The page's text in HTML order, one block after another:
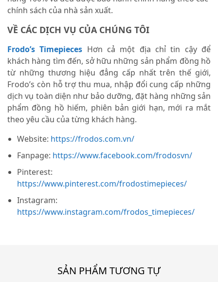
chính sách của nhà sản xuất.
VỀ CÁC DỊCH VỤ CỦA CHÚNG TÔI
Frodo’s Timepieces Hơn cả một địa chỉ tin cậy để
khách hàng tìm đến, sở hữu những sản phẩm đồng hồ
từ những thương hiệu đẳng cấp nhất trên thế giới,
Frodo’s còn hỗ trợ thu mua, nhập đổi cung cấp những
dịch vụ toàn diện như bảo dưỡng, đặt hàng những sản
phẩm đồng hồ hiếm, phiên bản giới hạn, mới ra mắt
theo yêu cầu của từng khách hàng.
Website: https://frodos.com.vn/
Fanpage: https://www.facebook.com/frodosvn/
Pinterest:
https://www.pinterest.com/frodostimepieces/
Instagram:
https://www.instagram.com/frodos_timepieces/
SẢN PHẨM TƯƠNG TỰ